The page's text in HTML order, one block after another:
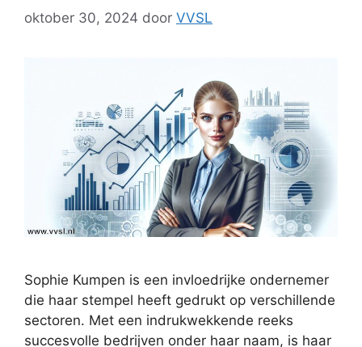
oktober 30, 2024 door VVSL
Sophie Kumpen is een invloedrijke ondernemer
die haar stempel heeft gedrukt op verschillende
sectoren. Met een indrukwekkende reeks
succesvolle bedrijven onder haar naam, is haar